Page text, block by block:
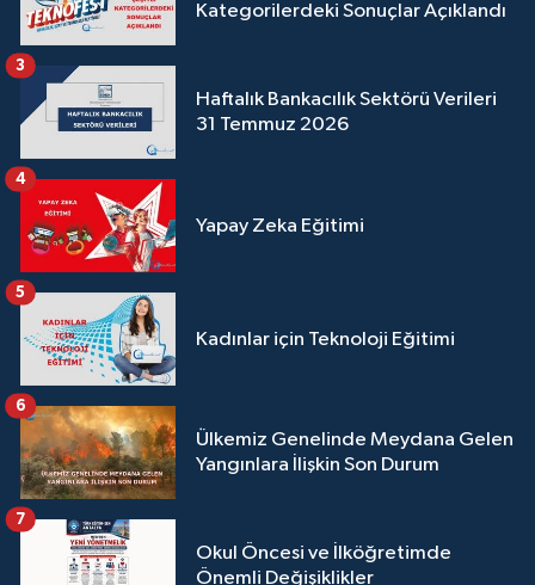
Kategorilerdeki Sonuçlar Açıklandı
Haftalık Bankacılık Sektörü Verileri
31 Temmuz 2026
3
Yapay Zeka Eğitimi
4
Kadınlar için Teknoloji Eğitimi
5
Ülkemiz Genelinde Meydana Gelen
Yangınlara İlişkin Son Durum
6
Okul Öncesi ve İlköğretimde
Önemli Değişiklikler
7